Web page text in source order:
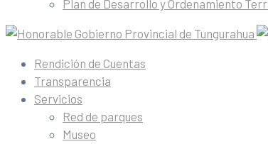
Plan de Desarrollo y Ordenamiento
Rendición de Cuentas
Transparencia
Servicios
Red de parques
Museo